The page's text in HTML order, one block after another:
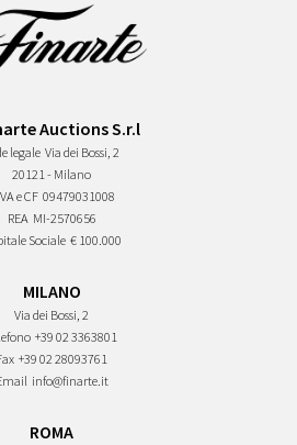
Auctions S.r.l
legale Via dei Bossi, 2
20121 - Milano
e CF 09479031008
REA MI-2570656
Sociale € 100.000
MILANO
Via dei Bossi, 2
+39 02 3363801
+39 02 28093761
info@finarte.it
ROMA